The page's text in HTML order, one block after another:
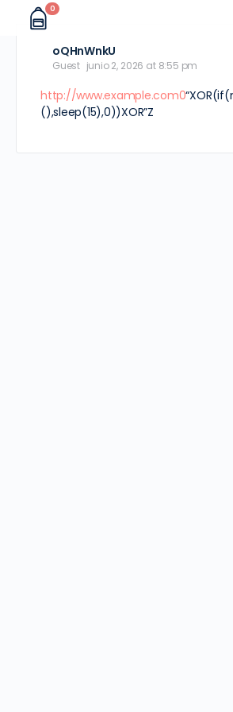
0
oQHnWnkU
Guest junio 2, 2026 at 8:55 pm
http://www.example.com0
(),sleep(15),0))XOR”Z